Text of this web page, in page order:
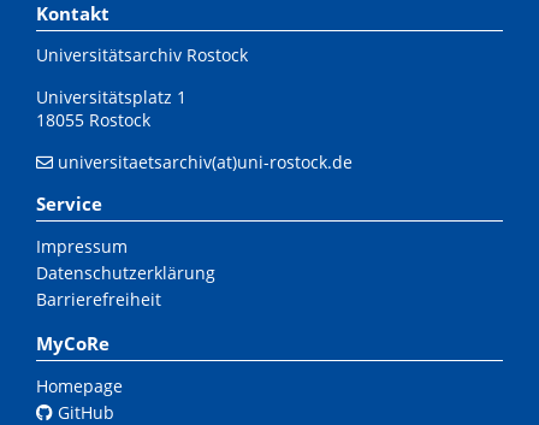
Kontakt
Universitätsarchiv Rostock
Universitätsplatz 1
18055 Rostock
universitaetsarchiv(at)uni-rostock.de
Service
Impressum
Datenschutzerklärung
Barrierefreiheit
MyCoRe
Homepage
GitHub